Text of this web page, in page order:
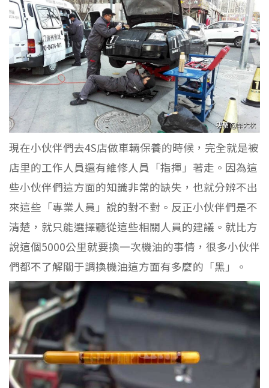
現在小伙伴們去4S店做車輛保養的時候，完全就是被
店里的工作人員還有維修人員「指揮」著走。因為這
些小伙伴們這方面的知識非常的缺失，也就分辨不出
來這些「專業人員」說的對不對。反正小伙伴們是不
清楚，就只能選擇聽從這些相關人員的建議。就比方
說這個5000公里就要換一次機油的事情，很多小伙伴
們都不了解關于調換機油這方面有多麼的「黑」。